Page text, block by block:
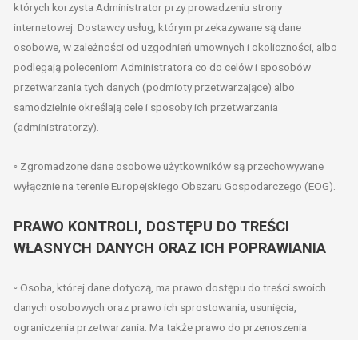
których korzysta Administrator przy prowadzeniu strony
internetowej. Dostawcy usług, którym przekazywane są dane
osobowe, w zależności od uzgodnień umownych i okoliczności, albo
podlegają poleceniom Administratora co do celów i sposobów
przetwarzania tych danych (podmioty przetwarzające) albo
samodzielnie określają cele i sposoby ich przetwarzania
(administratorzy).
◦ Zgromadzone dane osobowe użytkowników są przechowywane
wyłącznie na terenie Europejskiego Obszaru Gospodarczego (EOG).
PRAWO KONTROLI, DOSTĘPU DO TREŚCI
WŁASNYCH DANYCH ORAZ ICH POPRAWIANIA
◦ Osoba, której dane dotyczą, ma prawo dostępu do treści swoich
danych osobowych oraz prawo ich sprostowania, usunięcia,
ograniczenia przetwarzania. Ma także prawo do przenoszenia